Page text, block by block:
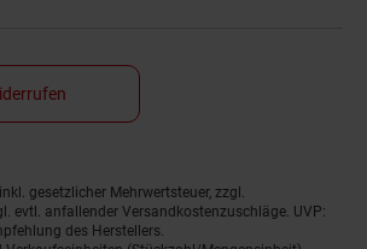
gesetzlicher Mehrwertsteuer, zzgl.
evtl. anfallender Versandkostenzuschläge. UVP:
des Herstellers.